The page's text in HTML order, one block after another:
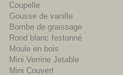
Coupelle
Gousse de vanille
Bombe de graissage
Rond blanc festonné
Moule en bois
Mini Verrine Jetable
Mini Couvert